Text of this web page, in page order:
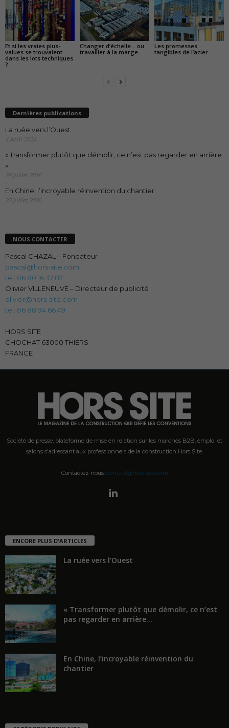
Et si les vraies plus-
values se trouvaient
dans les lots techniques
?
Changer d’échelle… ou
travailler à la marge
Les promesses
tangibles de l’acier
Dernières publications
La ruée vers l’Ouest
4 août 2026
« Transformer plutôt que démolir, ce n’est pas regarder en arrière
»
28 juillet 2026
En Chine, l’incroyable réinvention du chantier
27 juillet 2026
NOUS CONTACTER
Pascal CHAZAL – Fondateur
pascal@hors-site.com
tel: 06 80 16 37 87
Olivier VILLENEUVE – Directeur de publicité
olivier@hors-site.com
tel: 06 88 94 66 49
HORS SITE
CHOCHAT 63000 THIERS
FRANCE
Société de presse, plateforme de mise en relation sur les marchés B2B, emploi et
salons s'adressant aux professionnels de la construction Hors Site.
Contactez-nous: contact@hors-site.com
ENCORE PLUS D'ARTICLES
La ruée vers l’Ouest
« Transformer plutôt que démolir, ce n’est
pas regarder en arrière...
En Chine, l’incroyable réinvention du
chantier